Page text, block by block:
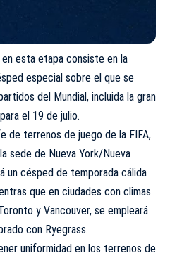
esta etapa consiste en la
especial sobre el que se
del Mundial, incluida la gran
el 19 de julio.
de terrenos de juego de la FIFA,
sede de Nueva York/Nueva
un césped de temporada cálida
que en ciudades con climas
y Vancouver, se empleará
con Ryegrass.
uniformidad en los terrenos de